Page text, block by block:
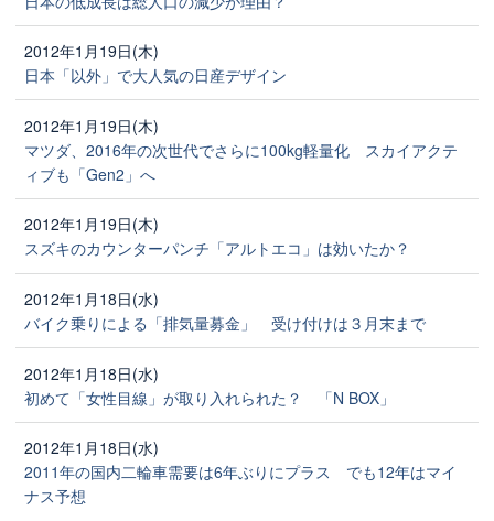
2012年1月19日(木)
日本「以外」で大人気の日産デザイン
2012年1月19日(木)
マツダ、2016年の次世代でさらに100kg軽量化 スカイアクテ
ィブも「Gen2」へ
2012年1月19日(木)
スズキのカウンターパンチ「アルトエコ」は効いたか？
2012年1月18日(水)
バイク乗りによる「排気量募金」 受け付けは３月末まで
2012年1月18日(水)
初めて「女性目線」が取り入れられた？ 「N BOX」
2012年1月18日(水)
2011年の国内二輪車需要は6年ぶりにプラス でも12年はマイ
ナス予想